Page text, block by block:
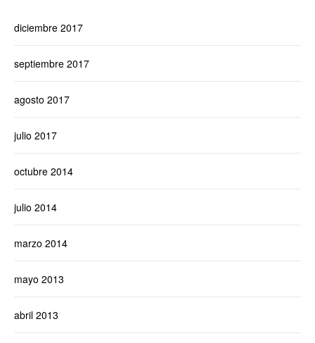
diciembre 2017
septiembre 2017
agosto 2017
julio 2017
octubre 2014
julio 2014
marzo 2014
mayo 2013
abril 2013